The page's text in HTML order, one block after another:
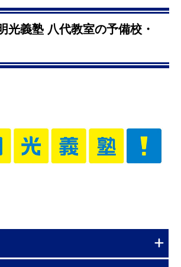
光義塾 八代教室の予備校・